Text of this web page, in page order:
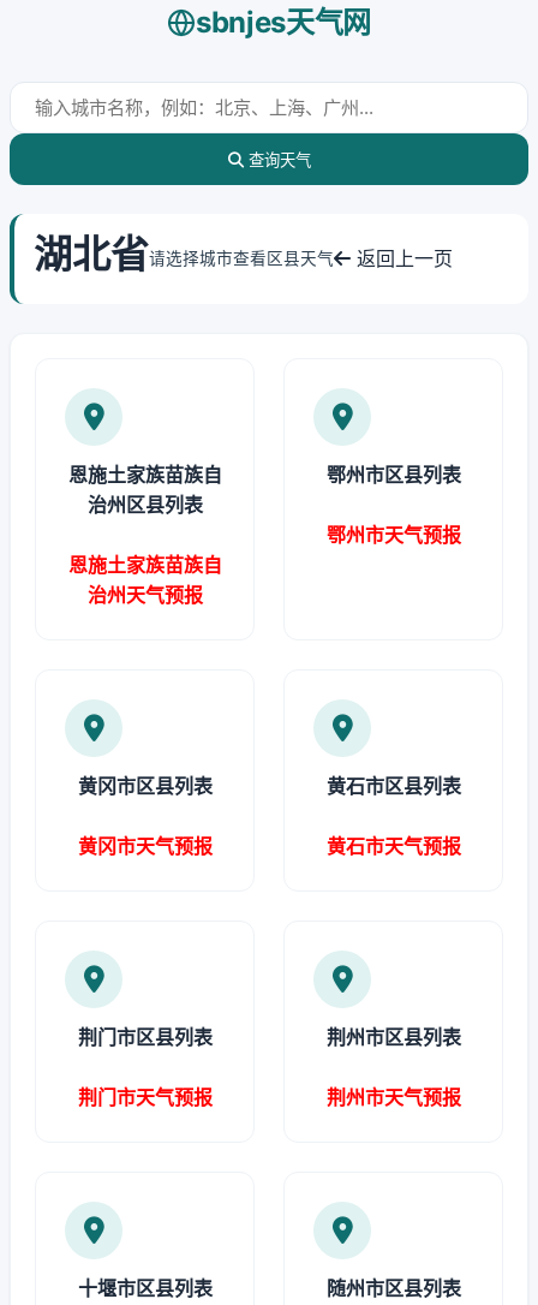
sbnjes天气网
查询天气
湖北省请选择城市查看区县天气 返回上一页
恩施土家族苗族自
治州区县列表
恩施土家族苗族自
治州天气预报
鄂州市区县列表
鄂州市天气预报
黄冈市区县列表
黄冈市天气预报
黄石市区县列表
黄石市天气预报
荆门市区县列表
荆门市天气预报
荆州市区县列表
荆州市天气预报
十堰市区县列表 随州市区县列表